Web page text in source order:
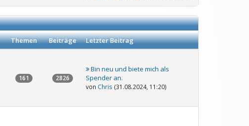
Themen Beiträge
Letzter Beitrag
161 2826
Bin neu und biete mich als
Spender an.
von Chris (31.08.2024, 11:20)